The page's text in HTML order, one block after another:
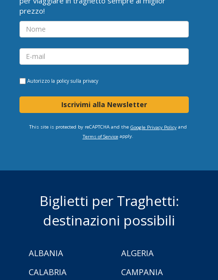
prezzo!
Autorizzo la policy sulla privacy
Iscrivimi alla Newsletter
This site is protected by reCAPTCHA and the Google Privacy Policyand
Terms of Serviceapply.
Biglietti per Traghetti:
destinazioni possibili
ALBANIA
ALGERIA
CALABRIA
CAMPANIA